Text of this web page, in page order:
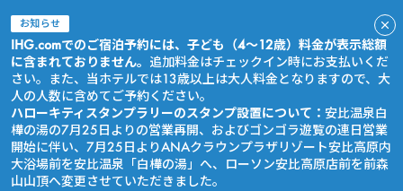
お知らせ
IHG.comでのご宿泊予約には、子ども（4～12歳）料金が表示総額
に含まれておりません。 追加料金はチェックイン時にお支払いくだ
さい。また、当ホテルでは13歳以上は大人料金となりますので、大
人の人数に含めてご予約ください。
ハローキティスタンプラリーのスタンプ設置について： 安比温泉白
樺の湯の7月25日よりの営業再開、およびゴンゴラ遊覧の連日営業
開始に伴い、7月25日よりANAクラウンプラザリゾート安比高原内
大浴場前を安比温泉「白樺の湯」へ、ローソン安比高原店前を前森
山山頂へ変更させていただきました。